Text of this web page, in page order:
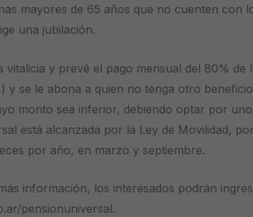
mayores de 65 años que no cuenten con
una jubilación.
vitalicia y prevé el pago mensual del 80% de
y se le abona a quien no tenga otro
monto sea inferior, debiendo optar por
está alcanzada por la Ley de Movilidad,
por año, en marzo y septiembre.
información, los interesados podrán
pensionuniversal.